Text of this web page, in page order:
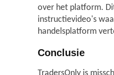
over het platform.
instructievideo's
handelsplatform
Conclusie